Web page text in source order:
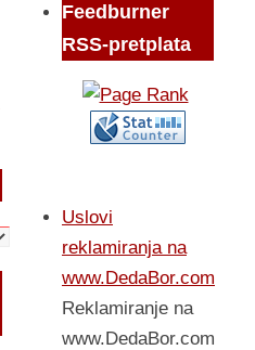
Feedburner
RSS-pretplata
Uslovi
reklamiranja na
www.DedaBor.com
Reklamiranje na
www.DedaBor.com